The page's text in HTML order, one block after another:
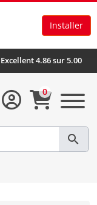
Installer
Excellent 4.86 sur
0